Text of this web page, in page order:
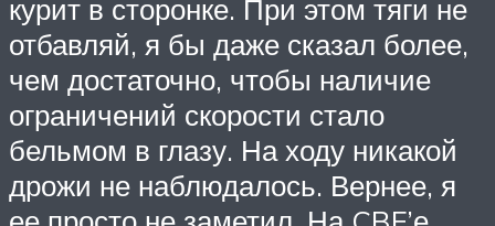
курит в сторонке. При этом тяги не
отбавляй, я бы даже сказал более,
чем достаточно, чтобы наличие
ограничений скорости стало
бельмом в глазу. На ходу никакой
дрожи не наблюдалось. Вернее, я